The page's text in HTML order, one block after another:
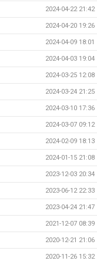
2024-04-22 21:42
2024-04-20 19:26
2024-04-09 18:01
2024-04-03 19:04
2024-03-25 12:08
2024-03-24 21:25
2024-03-10 17:36
2024-03-07 09:12
2024-02-09 18:13
2024-01-15 21:08
2023-12-03 20:34
2023-06-12 22:33
2023-04-24 21:47
2021-12-07 08:39
2020-12-21 21:06
2020-11-26 15:32